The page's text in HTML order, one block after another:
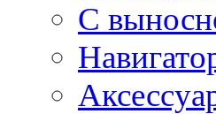
С